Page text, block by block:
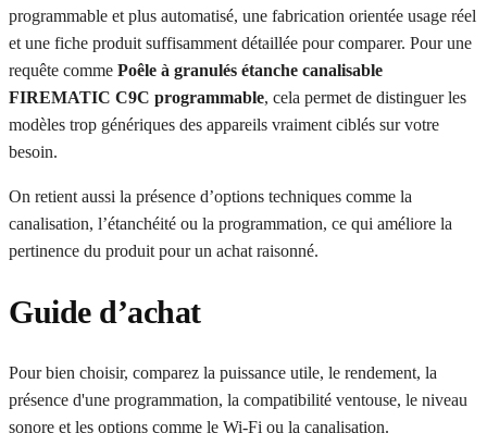
programmable et plus automatisé, une fabrication orientée usage réel
et une fiche produit suffisamment détaillée pour comparer. Pour une
requête comme Poêle à granulés étanche canalisable
FIREMATIC C9C programmable, cela permet de distinguer les
modèles trop génériques des appareils vraiment ciblés sur votre
besoin.
On retient aussi la présence d’options techniques comme la
canalisation, l’étanchéité ou la programmation, ce qui améliore la
pertinence du produit pour un achat raisonné.
Guide d’achat
Pour bien choisir, comparez la puissance utile, le rendement, la
présence d'une programmation, la compatibilité ventouse, le niveau
sonore et les options comme le Wi-Fi ou la canalisation.